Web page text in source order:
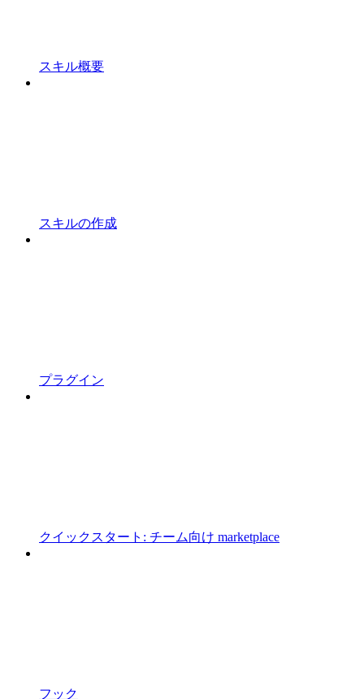
スキル概要
スキルの作成
プラグイン
クイックスタート: チーム向け marketplace
フック